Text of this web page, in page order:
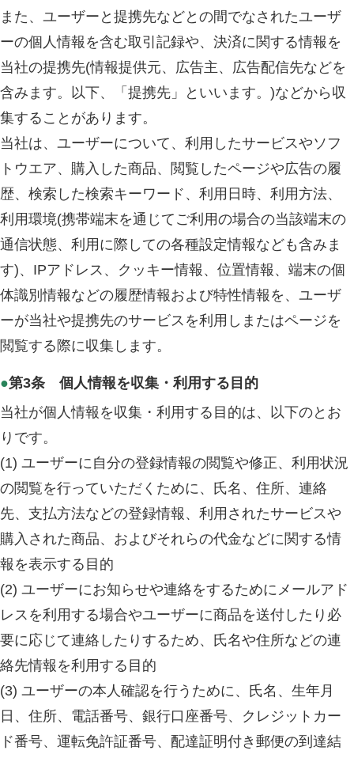
また、ユーザーと提携先などとの間でなされたユーザ
ーの個人情報を含む取引記録や、決済に関する情報を
当社の提携先(情報提供元、広告主、広告配信先などを
含みます。以下、「提携先」といいます。)などから収
集することがあります。
当社は、ユーザーについて、利用したサービスやソフ
トウエア、購入した商品、閲覧したページや広告の履
歴、検索した検索キーワード、利用日時、利用方法、
利用環境(携帯端末を通じてご利用の場合の当該端末の
通信状態、利用に際しての各種設定情報なども含みま
す)、IPアドレス、クッキー情報、位置情報、端末の個
体識別情報などの履歴情報および特性情報を、ユーザ
ーが当社や提携先のサービスを利用しまたはページを
閲覧する際に収集します。
●第3条 個人情報を収集・利用する目的
当社が個人情報を収集・利用する目的は、以下のとお
りです。
(1) ユーザーに自分の登録情報の閲覧や修正、利用状況
の閲覧を行っていただくために、氏名、住所、連絡
先、支払方法などの登録情報、利用されたサービスや
購入された商品、およびそれらの代金などに関する情
報を表示する目的
(2) ユーザーにお知らせや連絡をするためにメールアド
レスを利用する場合やユーザーに商品を送付したり必
要に応じて連絡したりするため、氏名や住所などの連
絡先情報を利用する目的
(3) ユーザーの本人確認を行うために、氏名、生年月
日、住所、電話番号、銀行口座番号、クレジットカー
ド番号、運転免許証番号、配達証明付き郵便の到達結